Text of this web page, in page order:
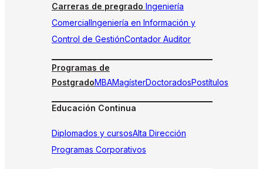
Carreras de pregrado Ingeniería
ComercialIngeniería en Información y
Control de GestiónContador Auditor
Programas de
PostgradoMBAMagísterDoctoradosPostítulos
Educación Continua
Diplomados y cursosAlta Dirección
Programas Corporativos